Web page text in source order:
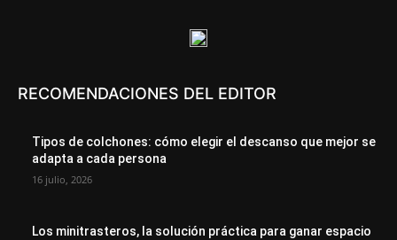
RECOMENDACIONES DEL EDITOR
Tipos de colchones: cómo elegir el descanso que mejor se
adapta a cada persona
16 julio, 2026
Los minitrasteros, la solución práctica para ganar espacio